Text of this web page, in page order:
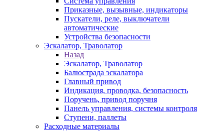
Приказные, вызывные, индикаторы
Пускатели, реле, выключатели
автоматические
Устройства безопасности
Эскалатор, Траволатор
Назад
Эскалатор, Траволатор
Балюстрада эскалатора
Главный привод
Индикация, проводка, безопасность
Поручень, привод поручня
Панель управления, системы контроля
Ступени, паллеты
Расходные материалы